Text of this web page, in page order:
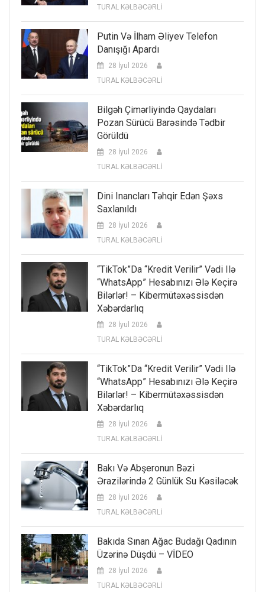
TURAL KƏLBƏCƏRLİ
Putin Və İlham Əliyev Telefon
Danışığı Apardı
28 İyul 2026
TURAL KƏLBƏCƏRLİ
Bilgəh Çimərliyində Qaydaları
Pozan Sürücü Barəsində Tədbir
Görüldü
28 İyul 2026
TURAL KƏLBƏCƏRLİ
Dini Inancları Təhqir Edən Şəxs
Saxlanıldı
28 İyul 2026
TURAL KƏLBƏCƏRLİ
“TikTok”da “kredit Verilir” Vədi Ilə
“WhatsApp” Hesabınızı Ələ Keçirə
Bilərlər! – Kibermütəxəssisdən
Xəbərdarlıq
28 İyul 2026
TURAL KƏLBƏCƏRLİ
“TikTok”da “kredit Verilir” Vədi Ilə
“WhatsApp” Hesabınızı Ələ Keçirə
Bilərlər! – Kibermütəxəssisdən
Xəbərdarlıq
28 İyul 2026
TURAL KƏLBƏCƏRLİ
Bakı Və Abşeronun Bəzi
Ərazilərində 2 Günlük Su Kəsiləcək
28 İyul 2026
TURAL KƏLBƏCƏRLİ
Bakıda Sınan Ağac Budağı Qadının
Üzərinə Düşdü – VİDEO
28 İyul 2026
TURAL KƏLBƏCƏRLİ